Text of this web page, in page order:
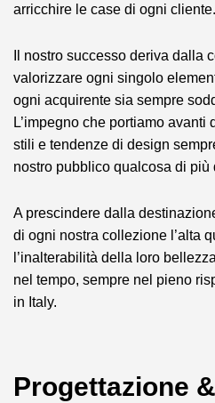
arricchire le case di ogni cliente.
Il nostro successo deriva dalla
valorizzare ogni singolo
ogni acquirente sia sempre
L’impegno che portiamo avanti
stili e tendenze di design
nostro pubblico qualcosa di più
A prescindere dalla
di ogni nostra collezione l’alta
l’inalterabilità della loro
nel tempo, sempre nel pieno
in Italy.
Progettazione